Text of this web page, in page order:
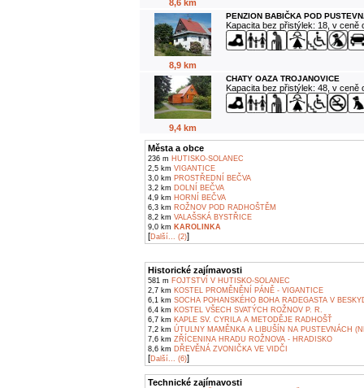
8,6 km
8,9 km
PENZION BABIČKA POD
Kapacita bez přistýlek: 18, v ceně
9,4 km
CHATY OAZA TROJANOVICE
Kapacita bez přistýlek: 48, v ceně
Města a obce
236 m HUTISKO-SOLANEC
2,5 km VIGANTICE
3,0 km PROSTŘEDNÍ BEČVA
3,2 km DOLNÍ BEČVA
4,9 km HORNÍ BEČVA
6,3 km ROŽNOV POD RADHOŠTĚM
8,2 km VALAŠSKÁ BYSTŘICE
9,0 km KAROLINKA
[Další... (2)]
Historické zajímavosti
581 m FOJTSTVÍ V HUTISKO-SOLANEC
2,7 km KOSTEL PROMĚNĚNÍ PÁNĚ - VIGANTICE
6,1 km SOCHA POHANSKÉHO BOHA RADEGASTA V
6,4 km KOSTEL VŠECH SVATÝCH ROŽNOV P. R.
6,7 km KAPLE SV. CYRILA A METODĚJE RADHOŠŤ
7,2 km ÚTULNY MAMĚNKA A LIBUŠÍN NA PUSTEVNÁCH
7,6 km ZŘÍCENINA HRADU ROŽNOVA - HRADISKO
8,6 km DŘEVĚNÁ ZVONIČKA VE VIDČI
[Další... (6)]
Technické zajímavosti